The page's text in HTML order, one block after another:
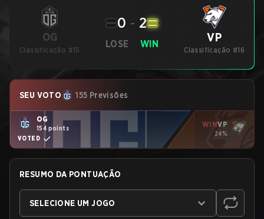
OG
Classificação #15
LOSE
0 - 2
WIN VP
Classificação #16
SEU VOTO 155 Previsões
OG
154 points
VOTED
WINVP
24%
RESUMO DA PONTUAÇÃO
SELECIONE UM JOGO